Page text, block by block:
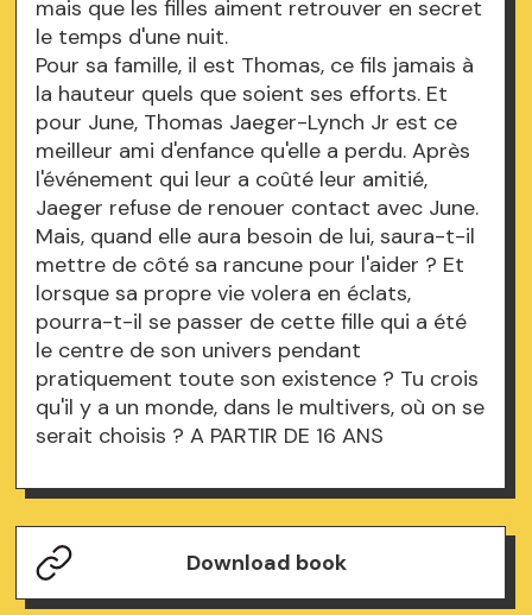
mais que les filles aiment retrouver en secret
le temps d'une nuit.
Pour sa famille, il est Thomas, ce fils jamais à
la hauteur quels que soient ses efforts. Et
pour June, Thomas Jaeger-Lynch Jr est ce
meilleur ami d'enfance qu'elle a perdu. Après
l'événement qui leur a coûté leur amitié,
Jaeger refuse de renouer contact avec June.
Mais, quand elle aura besoin de lui, saura-t-il
mettre de côté sa rancune pour l'aider ? Et
lorsque sa propre vie volera en éclats,
pourra-t-il se passer de cette fille qui a été
le centre de son univers pendant
pratiquement toute son existence ? Tu crois
qu'il y a un monde, dans le multivers, où on se
serait choisis ? A PARTIR DE 16 ANS
Download book